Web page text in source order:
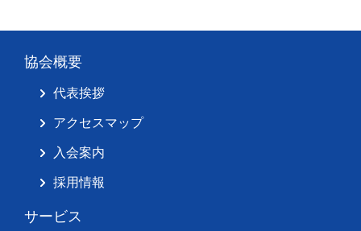
協会概要
代表挨拶
アクセスマップ
入会案内
採用情報
サービス